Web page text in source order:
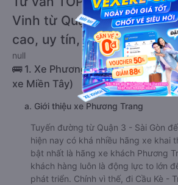
Vinh từ Quận 3 - Sài Gòn
cao, uy tín, giá rẻ nhất 08/
null
🚌 1. Xe Phương Trang khởi hành
xe Miền Tây)
a. Giới thiệu xe Phương Trang
Tuyến đường từ Quận 3 - Sài Gòn
hiện nay có khá nhiều hãng xe khai
bật nhất là hãng xe khách Phương
khách hàng luôn là động lực to lớn
phát triển. Chính vì thế, đi Cầu Kè -